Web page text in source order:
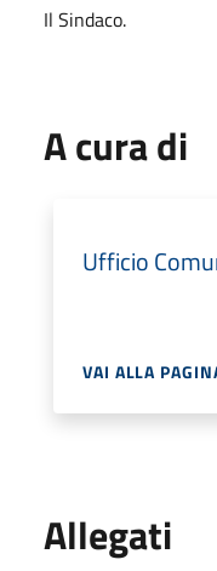
Il Sindaco.
A cura di
Ufficio
VAI ALLA
Allegati